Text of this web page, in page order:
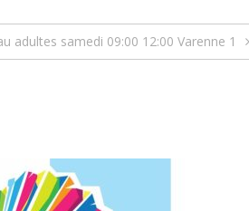
adultes samedi 09:00 12:00 Varenne 1